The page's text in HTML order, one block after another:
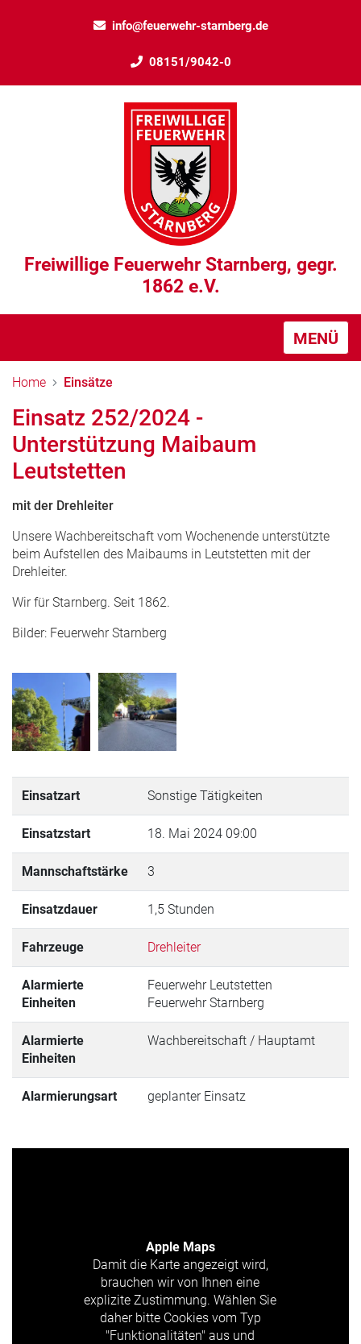
info@feuerwehr-starnberg.de
08151/9042-0
Freiwillige Feuerwehr Starnberg, gegr.
1862 e.V.
MENÜ
Home Einsätze
Einsatz 252/2024 -
Unterstützung Maibaum
Leutstetten
mit der Drehleiter
Unsere Wachbereitschaft vom Wochenende unterstützte
beim Aufstellen des Maibaums in Leutstetten mit der
Drehleiter.
Wir für Starnberg. Seit 1862.
Bilder: Feuerwehr Starnberg
Einsatzart Sonstige Tätigkeiten
Einsatzstart 18. Mai 2024 09:00
Mannschaftstärke 3
Einsatzdauer 1,5 Stunden
Fahrzeuge Drehleiter
Alarmierte
Einheiten
Feuerwehr Leutstetten
Feuerwehr Starnberg
Alarmierte
Einheiten
Wachbereitschaft / Hauptamt
Alarmierungsart geplanter Einsatz
Apple Maps
Damit die Karte angezeigt wird,
brauchen wir von Ihnen eine
explizite Zustimmung. Wählen Sie
daher bitte Cookies vom Typ
"Funktionalitäten" aus und